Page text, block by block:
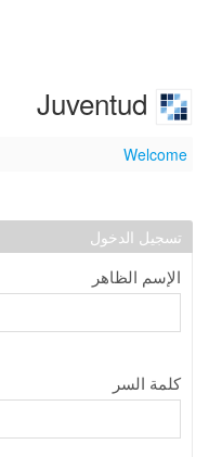
Juventud
Welcome
Welcome
تسجيل الدخول
الإسم الظاهر
كلمة السر